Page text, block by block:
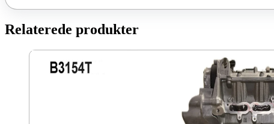
Relaterede produkter